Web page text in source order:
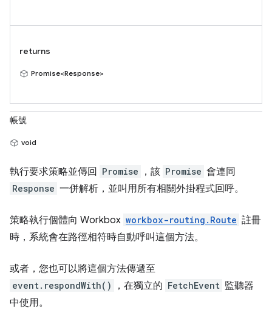
returns
Promise<Response>
帳號
void
執行要求策略並傳回 Promise ，該 Promise 會連同
Response 一併解析，並叫用所有相關外掛程式回呼。
策略執行個體向 Workbox workbox-routing.Route 註冊
時，系統會在路徑相符時自動呼叫這個方法。
或者，您也可以將這個方法傳遞至
event.respondWith() ，在獨立的 FetchEvent 監聽器
中使用。